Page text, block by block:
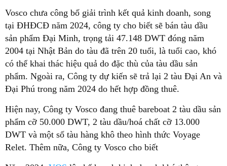
Vosco chưa công bố giải trình kết quả kinh doanh, song
tại ĐHĐCĐ năm 2024, công ty cho biết sẽ bán tàu dầu
sản phẩm Đại Minh, trọng tải 47.148 DWT đóng năm
2004 tại Nhật Bản do tàu đã trên 20 tuổi, là tuổi cao, khó
có thể khai thác hiệu quả do đặc thù của tàu dầu sản
phẩm. Ngoài ra, Công ty dự kiến sẽ trả lại 2 tàu Đại An và
Đại Phú trong năm 2024 do hết hợp đồng thuê.
Hiện nay, Công ty Vosco đang thuê bareboat 2 tàu dầu sản
phẩm cỡ 50.000 DWT, 2 tàu dầu/hoá chất cỡ 13.000
DWT và một số tàu hàng khô theo hình thức Voyage
Relet. Thêm nữa, Công ty Vosco cho biết